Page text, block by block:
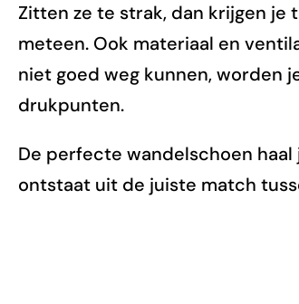
Zitten ze te strak, dan krijgen je
meteen. Ook materiaal en
niet goed weg kunnen, worden
drukpunten.
De perfecte wandelschoen
ontstaat uit de juiste match